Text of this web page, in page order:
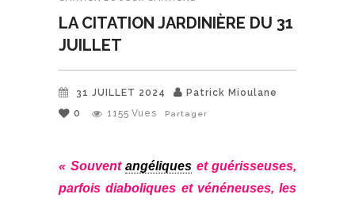
LA CITATION JARDINIÈRE DU 31
JUILLET
31 JUILLET 2024
Patrick Mioulane
0
1155 Vues Partager
« Souvent angéliques et guérisseuses,
parfois diaboliques et vénéneuses, les